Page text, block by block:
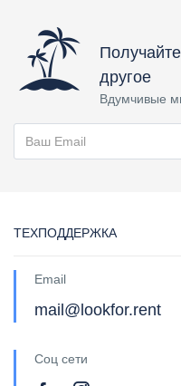
другое
Вдумчивые
ТЕХПОДДЕРЖКА
Email
mail@lookfor.rent
Соц сети